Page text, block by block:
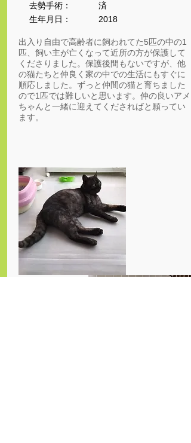
​去勢手術：
生年月日：
済
2018
出入り自由で高齢者に飼われてた5匹の中の1
匹、飼い主が亡くなって近所の方が保護して
くださりました。保護後間もないですが、他
の猫たちと仲良く家の中での生活にもすぐに
順応しました。ずっと仲間の猫と育ちました
ので1匹では難しいと思います。仲の良いアメ
ちゃんと一緒に迎えてくださればと願ってい
ます。